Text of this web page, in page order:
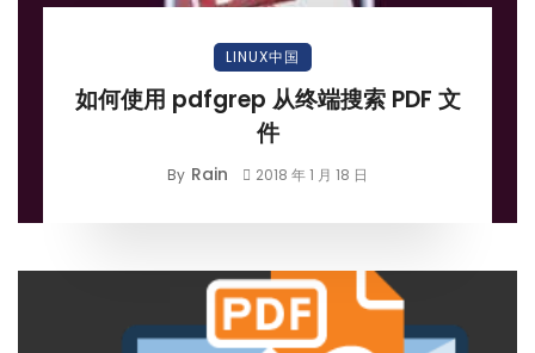
LINUX中国
如何使用 pdfgrep 从终端搜索 PDF 文
件
By Rain 2018 年 1 月 18 日